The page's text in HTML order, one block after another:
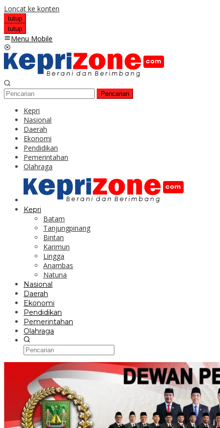
Loncat ke konten
tutup
tutup
Menu Mobile
Pencarian
Kepri
Nasional
Daerah
Ekonomi
Pendidikan
Pemerintahan
Olahraga
Kepri
Batam
Tanjungpinang
Bintan
Karimun
Lingga
Anambas
Natuna
Nasional
Daerah
Ekonomi
Pendidikan
Pemerintahan
Olahraga